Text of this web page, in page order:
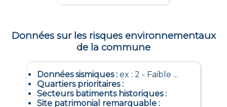
Données sur les risques environnementaux
de la commune
Données sismiques: ex : 2 - Faible ...
Quartiers prioritaires:
Secteurs batiments historiques:
Site patrimonial remarquable: